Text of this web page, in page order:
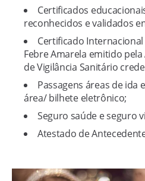
Certificados
reconhecidos e validados
Certificado
Febre Amarela emitido
de Vigilância Sanitário
Passagens áreas de ida
área/ bilhete eletrônico;
Seguro saúde e seguro
Atestado de